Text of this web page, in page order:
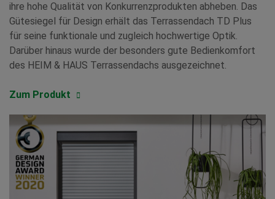
ihre hohe Qualität von Konkurrenzprodukten abheben. Das
Gütesiegel für Design erhält das Terrassendach TD Plus
für seine funktionale und zugleich hochwertige Optik.
Darüber hinaus wurde der besonders gute Bedienkomfort
des HEIM & HAUS Terrassendachs ausgezeichnet.
Zum Produkt